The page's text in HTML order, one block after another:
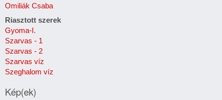
Omiliák Csaba
Riasztott szerek
Gyoma-I.
Szarvas - 1
Szarvas - 2
Szarvas víz
Szeghalom víz
Kép(ek)